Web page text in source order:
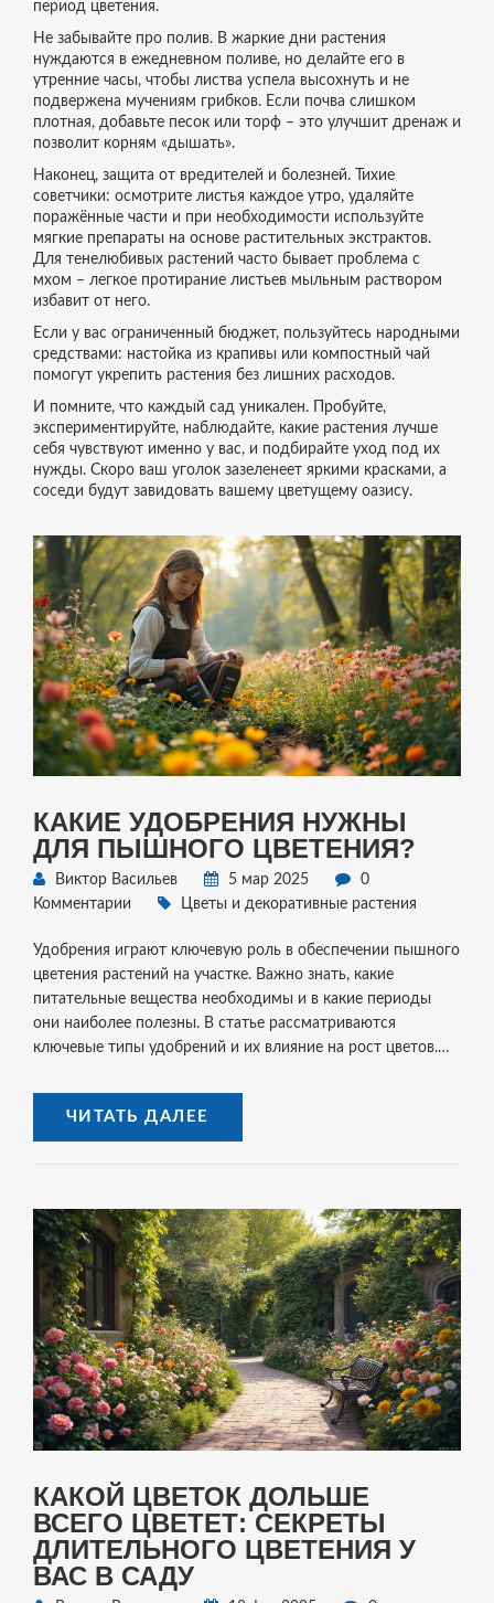
период цветения.
Не забывайте про полив. В жаркие дни растения
нуждаются в ежедневном поливе, но делайте его в
утренние часы, чтобы листва успела высохнуть и не
подвержена мучениям грибков. Если почва слишком
плотная, добавьте песок или торф – это улучшит дренаж и
позволит корням «дышать».
Наконец, защита от вредителей и болезней. Тихие
советчики: осмотрите листья каждое утро, удаляйте
поражённые части и при необходимости используйте
мягкие препараты на основе растительных экстрактов.
Для тенелюбивых растений часто бывает проблема с
мхом – легкое протирание листьев мыльным раствором
избавит от него.
Если у вас ограниченный бюджет, пользуйтесь народными
средствами: настойка из крапивы или компостный чай
помогут укрепить растения без лишних расходов.
И помните, что каждый сад уникален. Пробуйте,
экспериментируйте, наблюдайте, какие растения лучше
себя чувствуют именно у вас, и подбирайте уход под их
нужды. Скоро ваш уголок зазеленеет яркими красками, а
соседи будут завидовать вашему цветущему оазису.
КАКИЕ УДОБРЕНИЯ НУЖНЫ
ДЛЯ ПЫШНОГО ЦВЕТЕНИЯ?
Виктор Васильев 5 мар 2025
0
Комментарии
Цветы и декоративные растения
Удобрения играют ключевую роль в обеспечении пышного
цветения растений на участке. Важно знать, какие
питательные вещества необходимы и в какие периоды
они наиболее полезны. В статье рассматриваются
ключевые типы удобрений и их влияние на рост цветов.
удобрений и полезные советы по уходу за растениями.
ЧИТАТЬ ДАЛЕЕ
КАКОЙ ЦВЕТОК ДОЛЬШЕ
ВСЕГО ЦВЕТЕТ: СЕКРЕТЫ
ДЛИТЕЛЬНОГО ЦВЕТЕНИЯ У
ВАС В САДУ